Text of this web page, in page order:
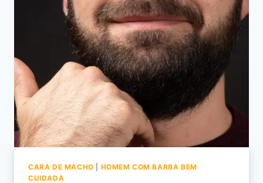
CARA DE MACHO
HOMEM COM BARBA BEM
CUIDADA